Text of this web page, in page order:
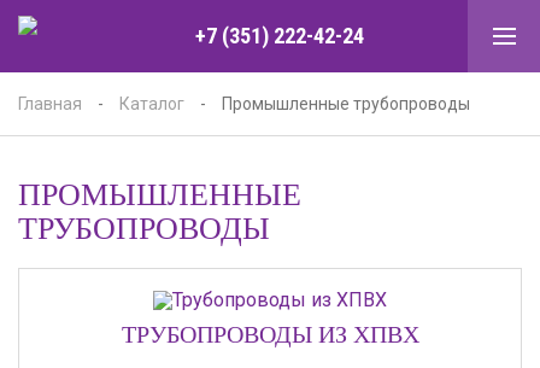
+7 (351) 222-42-24
Главная - Каталог - Промышленные трубопроводы
ПРОМЫШЛЕННЫЕ
ТРУБОПРОВОДЫ
ТРУБОПРОВОДЫ ИЗ ХПВХ